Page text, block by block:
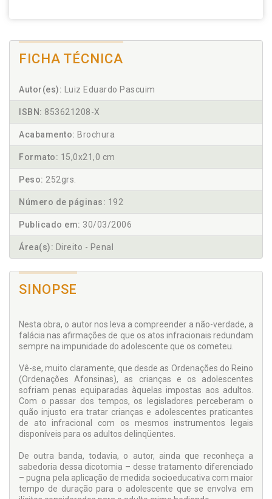
FICHA TÉCNICA
Autor(es): Luiz Eduardo Pascuim
ISBN: 853621208-X
Acabamento: Brochura
Formato: 15,0x21,0 cm
Peso: 252grs.
Número de páginas: 192
Publicado em: 30/03/2006
Área(s): Direito - Penal
SINOPSE
Nesta obra, o autor nos leva a compreender a não-verdade, a
falácia nas afirmações de que os atos infracionais redundam
sempre na impunidade do adolescente que os cometeu.
Vê-se, muito claramente, que desde as Ordenações do Reino
(Ordenações Afonsinas), as crianças e os adolescentes
sofriam penas equiparadas àquelas impostas aos adultos.
Com o passar dos tempos, os legisladores perceberam o
quão injusto era tratar crianças e adolescentes praticantes
de ato infracional com os mesmos instrumentos legais
disponíveis para os adultos delinqüentes.
De outra banda, todavia, o autor, ainda que reconheça a
sabedoria dessa dicotomia – desse tratamento diferenciado
– pugna pela aplicação de medida socioeducativa com maior
tempo de duração para o adolescente que se envolva em